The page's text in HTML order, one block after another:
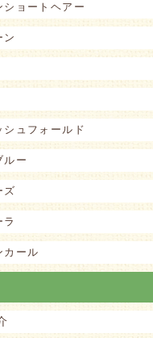
ショートヘアー
ン
シュフォールド
ルー
ズ
カール